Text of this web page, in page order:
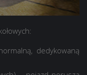
dedykowaną